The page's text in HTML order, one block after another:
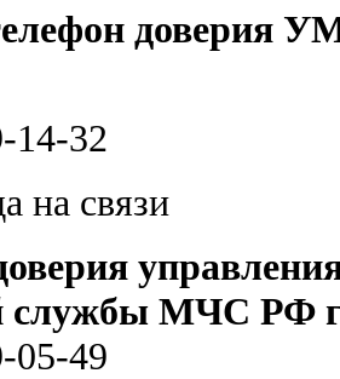
доверия
14-32
на связи
службы МЧС РФ
05-49